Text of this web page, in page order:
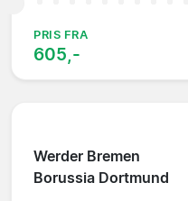
PRIS FRA
605,-
Werder Bremen
Borussia Dortmund